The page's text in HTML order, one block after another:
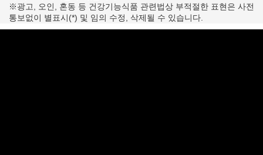
※광고, 오인, 혼동 등 건강기능식품 관련법상 부적절한 표현은 사전
통보없이 별표시(*) 및 임의 수정, 삭제될 수 있습니다.